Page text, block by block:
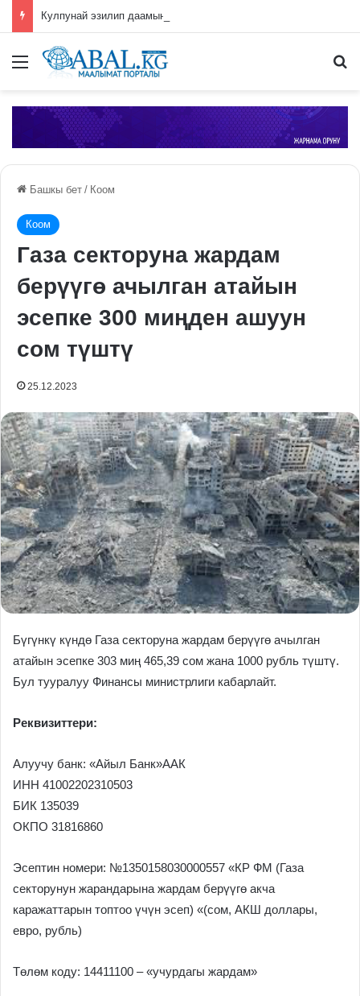
Меню
Башкы бет / Коом
Коом
Газа секторуна жардам
берүүгө ачылган атайын
эсепке 300 миңден ашуун
сом түштү
25.12.2023
Бүгүнкү күндө Газа секторуна жардам берүүгө ачылган
атайын эсепке 303 миң 465,39 сом жана 1000 рубль түштү.
Бул тууралуу Финансы министрлиги кабарлайт.
Реквизиттери:
Алуучу банк: «Айыл Банк»ААК
ИНН 41002202310503
БИК 135039
ОКПО 31816860
Эсептин номери: №1350158030000557 «КР ФМ (Газа
секторунун жарандарына жардам берүүгө акча
каражаттарын топтоо үчүн эсеп) «(сом, АКШ доллары,
евро, рубль)
Төлөм коду: 14411100 – «учурдагы жардам»